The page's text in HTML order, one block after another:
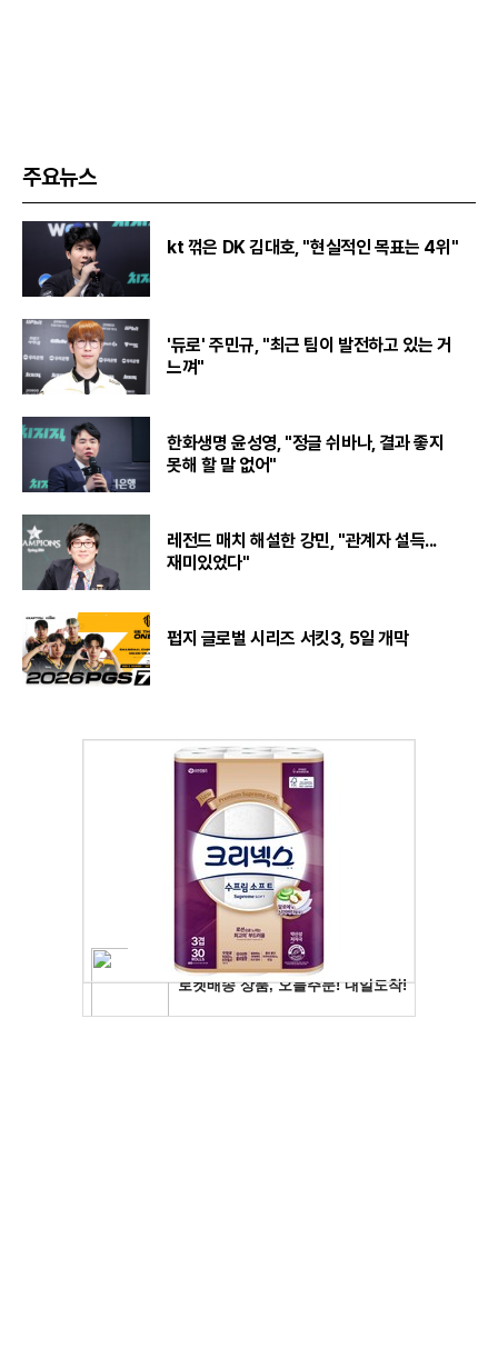
주요뉴스
kt 꺾은 DK 김대호, "현실적인 목표는 4위"
'듀로' 주민규, "최근 팀이 발전하고 있는 거
느껴"
한화생명 윤성영, "정글 쉬바나, 결과 좋지
못해 할 말 없어"
레전드 매치 해설한 강민, "관계자 설득...
재미있었다"
펍지 글로벌 시리즈 서킷3, 5일 개막